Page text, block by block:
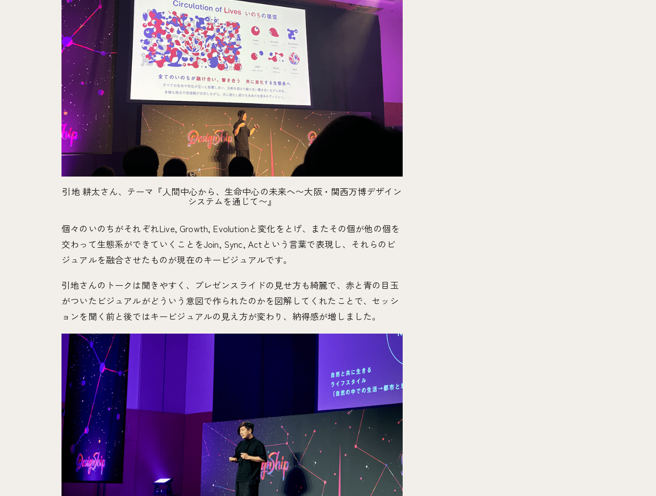
引地 耕太さん、テーマ『人間中心から、生命中心の未来へ〜大阪・関西万博デザイン
システムを通じて〜』
個々のいのちがそれぞれLive, Growth, Evolutionと変化をとげ、またその個が他の個を
交わって生態系ができていくことをJoin, Sync, Actという言葉で表現し、それらのビ
ジュアルを融合させたものが現在のキービジュアルです。
引地さんのトークは聞きやすく、プレゼンスライドの見せ方も綺麗で、赤と青の目玉
がついたビジュアルがどういう意図で作られたのかを図解してくれたことで、セッシ
ョンを聞く前と後ではキービジュアルの見え方が変わり、納得感が増しました。